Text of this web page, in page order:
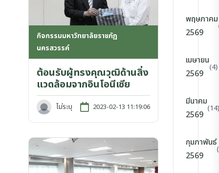
กิจกรรมมหาวิทยาลัยราชภัฏ
นครสวรรค์
ต้อนรับผู้ทรงคุณวุฒิด้านสิ่ง
แวดล้อมจากอินโอนีเซีย
ไม่ระบุ 2023-02-13 11:19:06
พฤษภาคม
2569
เมษายน
2569
(4)
มีนาคม
2569
(14)
กุมภาพันธ์
2569